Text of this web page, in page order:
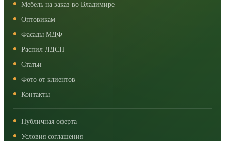
Мебель на заказ во Владимире
Оптовикам
Фасады МДФ
Распил ЛДСП
Статьи
Фото от клиентов
Контакты
Публичная оферта
Условия соглашения